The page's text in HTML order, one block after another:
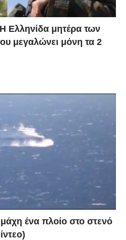
Ελληνίδα μητέρα των
μεγαλώνει μόνη τα 2
ένα πλοίο στο στενό